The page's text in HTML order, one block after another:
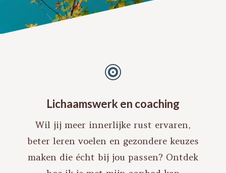

Lichaamswerk en coaching
Wil jij meer innerlijke rust ervaren,
beter leren voelen en gezondere keuzes
maken die écht bij jou passen? Ontdek